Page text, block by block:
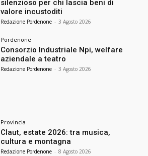
silenzioso per chi lascia beni di
valore incustoditi
Redazione Pordenone - 3 Agosto 2026
Pordenone
Consorzio Industriale Npi, welfare
aziendale a teatro
Redazione Pordenone - 3 Agosto 2026
Provincia
Claut, estate 2026: tra musica,
cultura e montagna
Redazione Pordenone - 8 Agosto 2026